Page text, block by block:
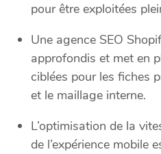
pour être exploitées
Une agence SEO
approfondis et met en
ciblées pour les fiches
et le maillage interne.
L’optimisation de la
de l’expérience mobile